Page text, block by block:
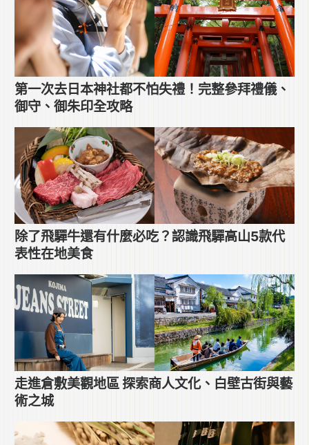
第一次去日本神社都不怕失禮！完整參拜禮儀、
御守、御朱印全攻略
除了飛驒牛還有什麼必吃？認識飛驒高山5款代
表性在地美食
走進倉敷美觀地區 探索商人文化、白壁古街與藝
術之城